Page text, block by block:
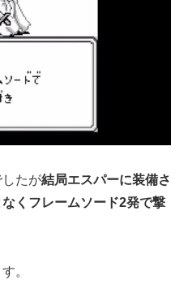
たが結局エスパーに装備さ
くフレームソード2発で撃
。